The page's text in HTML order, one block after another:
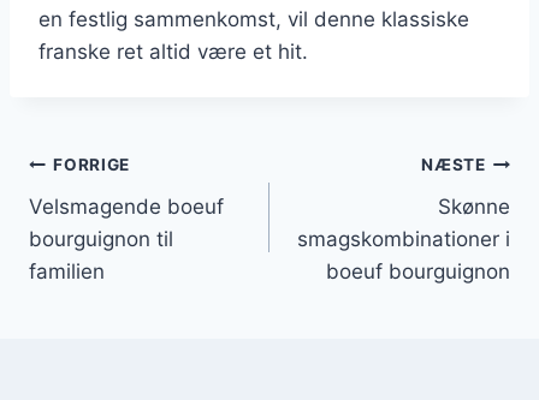
en festlig sammenkomst, vil denne klassiske
franske ret altid være et hit.
Indlægsnavigation
FORRIGE
Velsmagende boeuf
bourguignon til
familien
NÆSTE
Skønne
smagskombinationer i
boeuf bourguignon